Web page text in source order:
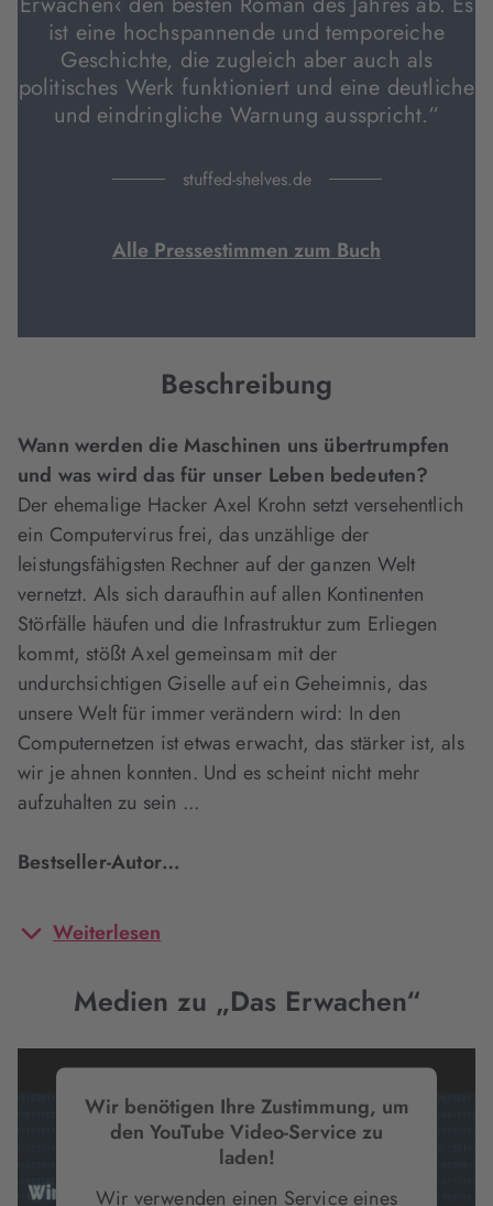
ist eine hochspannende und temporeiche
Geschichte, die zugleich aber auch als
politisches Werk funktioniert und eine deutliche
und eindringliche Warnung ausspricht.“
stuffed-shelves.de
Alle Pressestimmen zum Buch
Beschreibung
Wann werden die Maschinen uns übertrumpfen
und was wird das für unser Leben bedeuten?
Der ehemalige Hacker Axel Krohn setzt versehentlich
ein Computervirus frei, das unzählige der
leistungsfähigsten Rechner auf der ganzen Welt
vernetzt. Als sich daraufhin auf allen Kontinenten
Störfälle häufen und die Infrastruktur zum Erliegen
kommt, stößt Axel gemeinsam mit der
undurchsichtigen Giselle auf ein Geheimnis, das
unsere Welt für immer verändern wird: In den
Computernetzen ist etwas erwacht, das stärker ist, als
wir je ahnen konnten. Und es scheint nicht mehr
aufzuhalten zu sein ...
Bestseller-Autor…
Weiterlesen
Medien zu „Das Erwachen“
Wir benötigen Ihre Zustimmung, um
den YouTube Video-Service zu
laden!
Wir verwenden einen Service eines